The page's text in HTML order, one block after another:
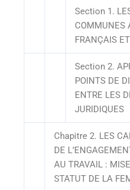
Section 1.
COMMUNES
FRANÇAIS
Section 2.
POINTS DE
ENTRE LES
JURIDIQUES
Chapitre 2. LES
DE
AU TRAVAIL :
STATUT DE LA